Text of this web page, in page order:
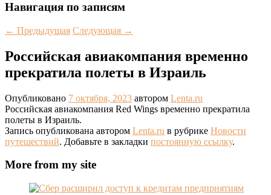
Навигация по записям
← Предыдущая Следующая →
Российская авиакомпания временно
прекратила полеты в Израиль
Опубликовано 7 октября, 2023 автором Lenta.ru
Российская авиакомпания Red Wings временно прекратила
полеты в Израиль.
Запись опубликована автором Lenta.ru в рубрике Новости
путешествий. Добавьте в закладки постоянную ссылку.
More from my site